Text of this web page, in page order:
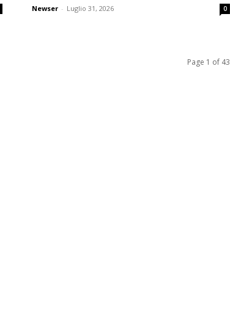
Newser - Luglio 31, 2026 0
Page 1 of 43